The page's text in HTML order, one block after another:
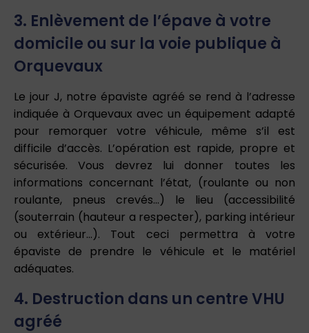
3. Enlèvement de l’épave à votre
domicile ou sur la voie publique à
Orquevaux
Le jour J, notre épaviste agréé se rend à l’adresse
indiquée à Orquevaux avec un équipement adapté
pour remorquer votre véhicule, même s’il est
difficile d’accès. L’opération est rapide, propre et
sécurisée. Vous devrez lui donner toutes les
informations concernant l’état, (roulante ou non
roulante, pneus crevés…) le lieu (accessibilité
(souterrain (hauteur a respecter), parking intérieur
ou extérieur…). Tout ceci permettra à votre
épaviste de prendre le véhicule et le matériel
adéquates.
4. Destruction dans un centre VHU
agréé